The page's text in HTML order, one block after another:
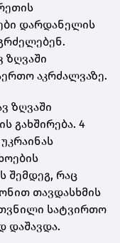
დარდანელის
ზღვაში
აკრძალვაზე.
ზღვაში
გახშირება. 4
შემდეგ, რაც
თავდასხმის
სატვირთო
დაშავდა.